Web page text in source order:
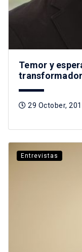
Temor y
29 October,
Entrevistas